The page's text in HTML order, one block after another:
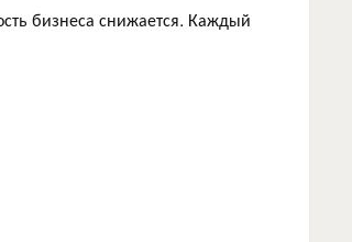
бизнеса снижается. Каждый